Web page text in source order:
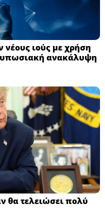
νέους ιούς με χρήση
ανακάλυψη
θα τελειώσει πολύ